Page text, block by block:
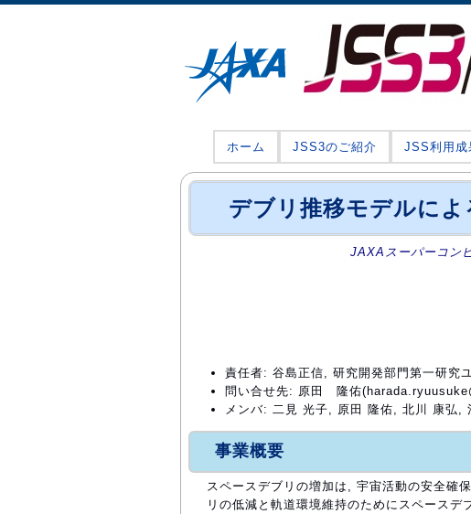
ホーム JSS3のご紹介 JSS利用成
デブリ推移モデルによ
JAXAスーパーコン
責任者: 谷島正信, 研究開発部門第一研究
問い合せ先: 原田 隆佑
メンバ: 二見 光子, 原田 隆佑, 北川 康弘,
事業概要
スペースデブリの増加は, 宇宙活動の安全確
リの低減と軌道環境維持のためにスペース